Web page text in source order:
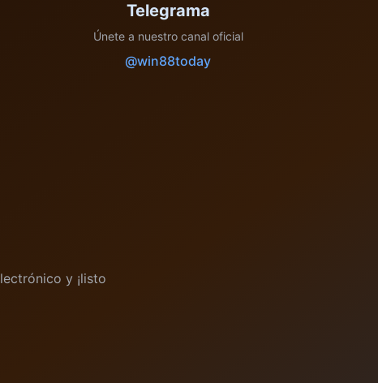
Telegrama
Únete a nuestro canal oficial
@win88today
y ¡listo